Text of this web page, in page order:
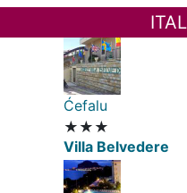
Ćefalu
★★★
Villa Belvedere